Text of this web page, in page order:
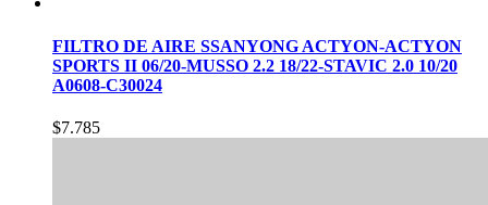
FILTRO DE AIRE SSANYONG ACTYON-ACTYON
SPORTS II 06/20-MUSSO 2.2 18/22-STAVIC 2.0 10/20
A0608-C30024
$7.785